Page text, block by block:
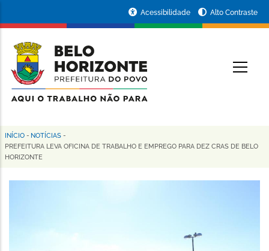
conteúdo
principal
da
Prefeitura
de
Horizonte
Acessibilidade Alto Contraste
Trilha
de
navegação
INÍCIO - NOTÍCIAS -
PREFEITURA LEVA OFICINA DE TRABALHO E EMPREGO PARA DEZ CRAS DE BELO
HORIZONTE